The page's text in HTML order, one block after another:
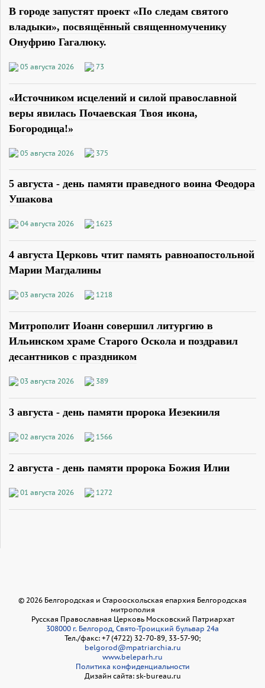
В городе запустят проект «По следам святого
владыки», посвящённый священномученику
Онуфрию Гагалюку.
05 августа 2026 73
«Источником исцелений и силой православной
веры явилась Почаевская Твоя икона,
Богородица!»
05 августа 2026 375
5 августа - день памяти праведного воина Феодора
Ушакова
04 августа 2026 1623
4 августа Церковь чтит память равноапостольной
Марии Магдалины
03 августа 2026 1218
Митрополит Иоанн совершил литургию в
Ильинском храме Старого Оскола и поздравил
десантников с праздником
03 августа 2026 389
3 августа - день памяти пророка Иезекииля
02 августа 2026 1566
2 августа - день памяти пророка Божия Илии
01 августа 2026 1272
© 2026 Белгородская и Старооскольская епархия Белгородская
митрополия
Русская Православная Церковь Московский Патриархат
308000 г. Белгород, Свято-Троицкий бульвар 24а
Тел./факс: +7 (4722) 32-70-89, 33-57-90;
belgorod@mpatriarchia.ru
www.beleparh.ru
Политика конфиденциальности
Дизайн сайта: sk-bureau.ru